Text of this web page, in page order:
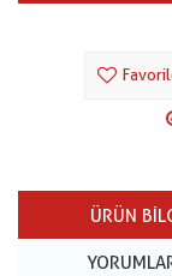
ÜRÜN